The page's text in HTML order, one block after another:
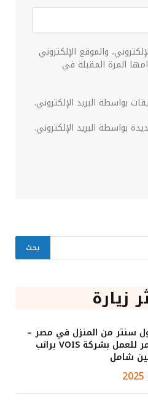
والموقع الإلكتروني
المرة المقبلة في
بواسطة البريد الإلكتروني.
بواسطة البريد الإلكتروني.
زيارة
سنتر من المنزل في مصر –
فرصة العمر للعمل بشركة VOIS براتب
شامل